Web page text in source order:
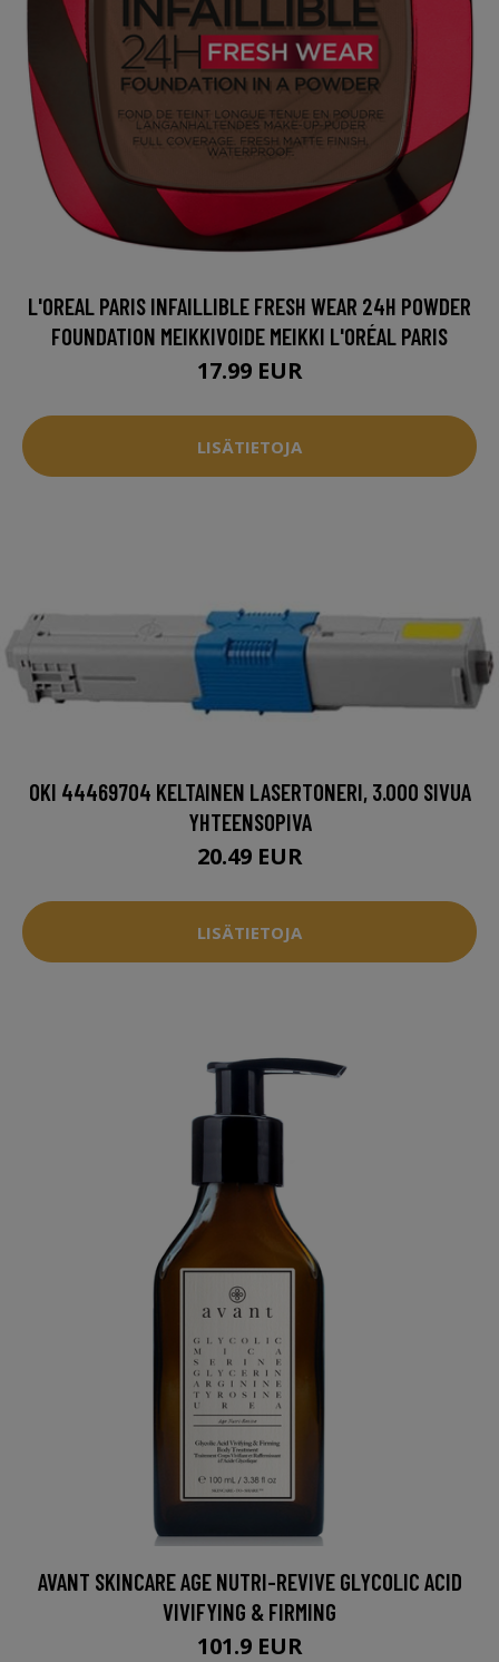
L'OREAL PARIS INFAILLIBLE FRESH WEAR 24H POWDER
FOUNDATION MEIKKIVOIDE MEIKKI L'ORÉAL PARIS
17.99 EUR
LISÄTIETOJA
OKI 44469704 KELTAINEN LASERTONERI, 3.000 SIVUA
YHTEENSOPIVA
20.49 EUR
LISÄTIETOJA
AVANT SKINCARE AGE NUTRI-REVIVE GLYCOLIC ACID
VIVIFYING & FIRMING
101.9 EUR